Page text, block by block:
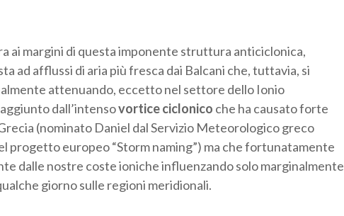
ai margini di questa imponente struttura anticiclonica,
ad afflussi di aria più fresca dai Balcani che, tuttavia, si
attenuando, eccetto nel settore dello Ionio
dall’intensovortice ciclonico che ha causato forte
(nominato Daniel dal Servizio Meteorologico greco
progetto europeo “Storm naming”) ma che fortunatamente
dalle nostre coste ioniche influenzando solo marginalmente
giorno sulle regioni meridionali.